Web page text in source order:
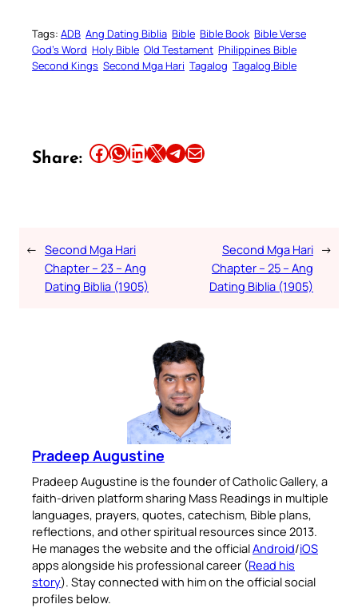
Tags: ADB Ang Dating Biblia Bible Bible Book Bible Verse
God’s Word Holy Bible Old Testament Philippines Bible
Second Kings Second Mga Hari Tagalog Tagalog Bible
Share: Share this article on Facebook Share this article on WhatsApp Share this article on LinkedIn Share this article on X Share this article on TelegramEmail this Article
← Second Mga Hari
Chapter – 23 – Ang
Dating Biblia (1905)
Second Mga Hari
Chapter – 25 – Ang
Dating Biblia (1905)
→
Pradeep Augustine
Pradeep Augustine is the founder of Catholic Gallery, a
faith-driven platform sharing Mass Readings in multiple
languages, prayers, quotes, catechism, Bible plans,
reflections, and other spiritual resources since 2013.
He manages the website and the officialAndroid/iOS
apps alongside his professional career (Read his
story). Stay connected with him on the official social
profiles below.